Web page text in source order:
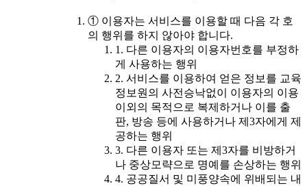
① 이용자는 서비스를 이용할 때 다음 각 호
의 행위를 하지 않아야 합니다.
1. 다른 이용자의 이용자번호를 부정하
게 사용하는 행위
2. 서비스를 이용하여 얻은 정보를 교육
정보원의 사전승낙없이 이용자의 이용
이외의 목적으로 복제하거나 이를 출
판, 방송 등에 사용하거나 제3자에게 제
공하는 행위
3. 다른 이용자 또는 제3자를 비방하거
나 중상모략으로 명예를 손상하는 행위
4. 공공질서 및 미풍양속에 위배되는 내